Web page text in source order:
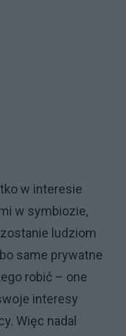
w interesie
w symbiozie,
ludziom
same prywatne
robić – one
interesy
Więc nadal